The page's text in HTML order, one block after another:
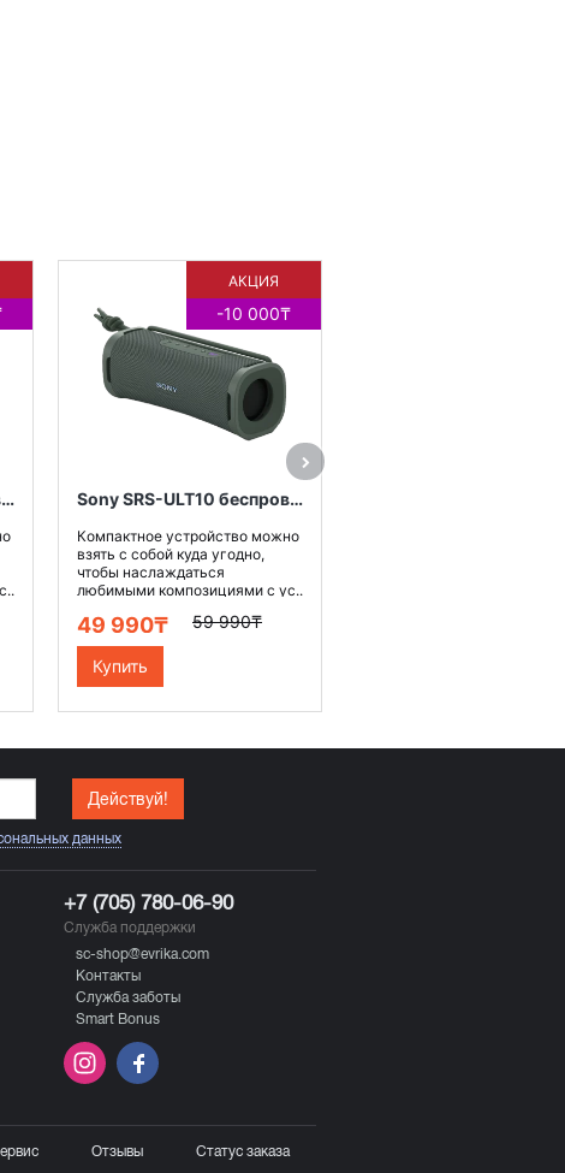
Sony SRS-ULT10 беспроводная колонка, цвет черный
АКЦИЯ
-10 000₸
Sony SRS-ULT10 беспроводная колонка, цвет серый
Компактное устройство можно
взять с собой куда угодно,
чтобы наслаждаться
любимыми композициями с ус..
49 990₸ 59 990₸
Купить
Действуй!
данных
+7 (705) 780-06-90
Служба поддержки
sc-shop@evrika.com
Контакты
Служба заботы
Smart Bonus
Отзывы Статус заказа